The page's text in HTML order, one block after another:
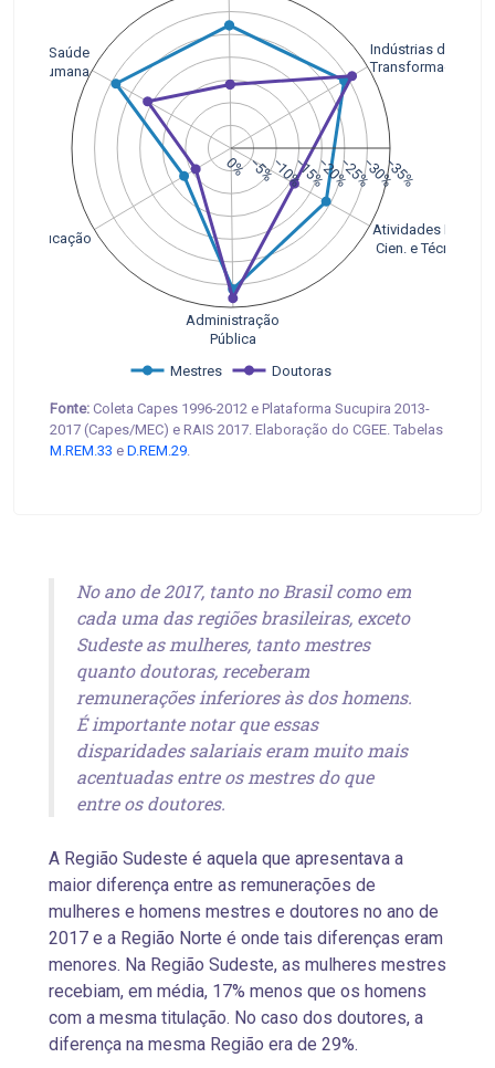
Saúde
Humana
Educação
Administração
Pública
Atividades Prof.,
Cien. e Técnicas
Indústrias de
Transformação
0%−5%−10%−15%−20%−25%−30%−35%
Mestres Doutoras
Fonte: Coleta Capes 1996-2012 e Plataforma Sucupira 2013-
2017 (Capes/MEC) e RAIS 2017. Elaboração do CGEE. Tabelas
M.REM.33 e D.REM.29
No ano de 2017, tanto no Brasil como em
cada uma das regiões brasileiras, exceto
Sudeste as mulheres, tanto mestres
quanto doutoras, receberam
remunerações inferiores às dos homens.
É importante notar que essas
disparidades salariais eram muito mais
acentuadas entre os mestres do que
entre os doutores.
A Região Sudeste é aquela que apresentava a
maior diferença entre as remunerações de
mulheres e homens mestres e doutores no ano de
2017 e a Região Norte é onde tais diferenças eram
menores. Na Região Sudeste, as mulheres mestres
recebiam, em média, 17% menos que os homens
com a mesma titulação. No caso dos doutores, a
diferença na mesma Região era de 29%.